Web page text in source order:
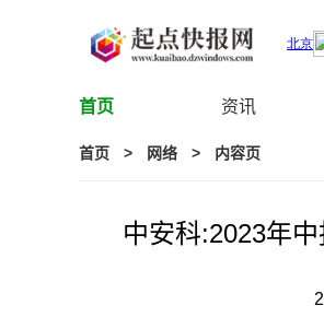
首页 资讯
首页 > 网络 > 内容页
中安科:2023年